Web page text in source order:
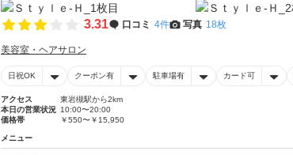
3.31 口コミ 4件 写真 18枚
美容室・ヘアサロン
日祝OK クーポン有 駐車場有 カード可
アクセス
東岩槻駅から2km
本日の営業状況 10:00〜20:00
価格帯
￥550〜￥15,950
メニュー